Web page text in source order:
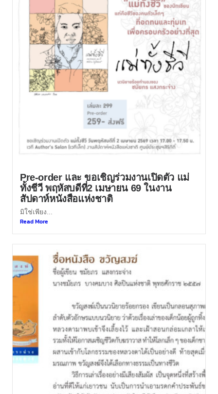
Pre-order และ ขอเชิญร่วมงานเปิดตัว แม่
ทั้งชีวี พฤหัสบดีที่2 เมษายน 69 ในงาน
สัปดาห์หนังสือแห่งชาติ
มิใช่เพียง...
Read More